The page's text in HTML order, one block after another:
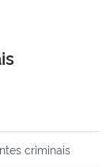
criminais